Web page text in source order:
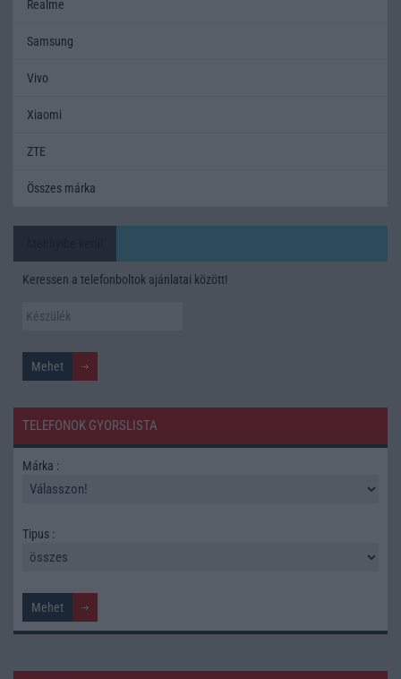
Realme
Samsung
Vivo
Xiaomi
ZTE
Összes márka
Keressen a telefonboltok ajánlatai között!
TELEFONOK GYORSLISTA
Márka :
Tipus :